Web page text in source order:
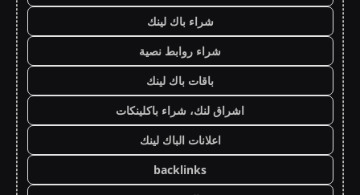
شراء باك لينك
شراء روابط نصية
باقات باك لينك
اشراق لنك، شراء باكلينكات
اعلانات الباك لينك
backlinks